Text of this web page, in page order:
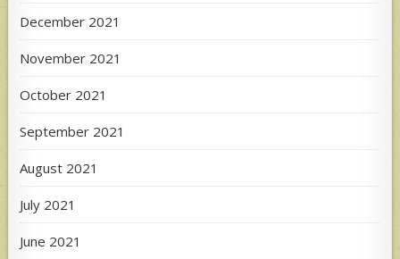
December 2021
November 2021
October 2021
September 2021
August 2021
July 2021
June 2021